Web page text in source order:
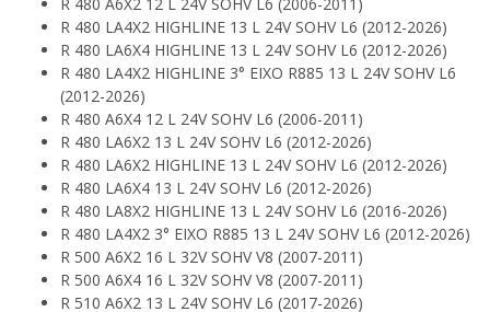
R 480 LA4X2 HIGHLINE 13 L 24V SOHV L6 (2012-2026)
R 480 LA6X4 HIGHLINE 13 L 24V SOHV L6 (2012-2026)
R 480 LA4X2 HIGHLINE 3° EIXO R885 13 L 24V SOHV L6
(2012-2026)
R 480 A6X4 12 L 24V SOHV L6 (2006-2011)
R 480 LA6X2 13 L 24V SOHV L6 (2012-2026)
R 480 LA6X2 HIGHLINE 13 L 24V SOHV L6 (2012-2026)
R 480 LA6X4 13 L 24V SOHV L6 (2012-2026)
R 480 LA8X2 HIGHLINE 13 L 24V SOHV L6 (2016-2026)
R 480 LA4X2 3° EIXO R885 13 L 24V SOHV L6 (2012-2026)
R 500 A6X2 16 L 32V SOHV V8 (2007-2011)
R 500 A6X4 16 L 32V SOHV V8 (2007-2011)
R 510 A6X2 13 L 24V SOHV L6 (2017-2026)